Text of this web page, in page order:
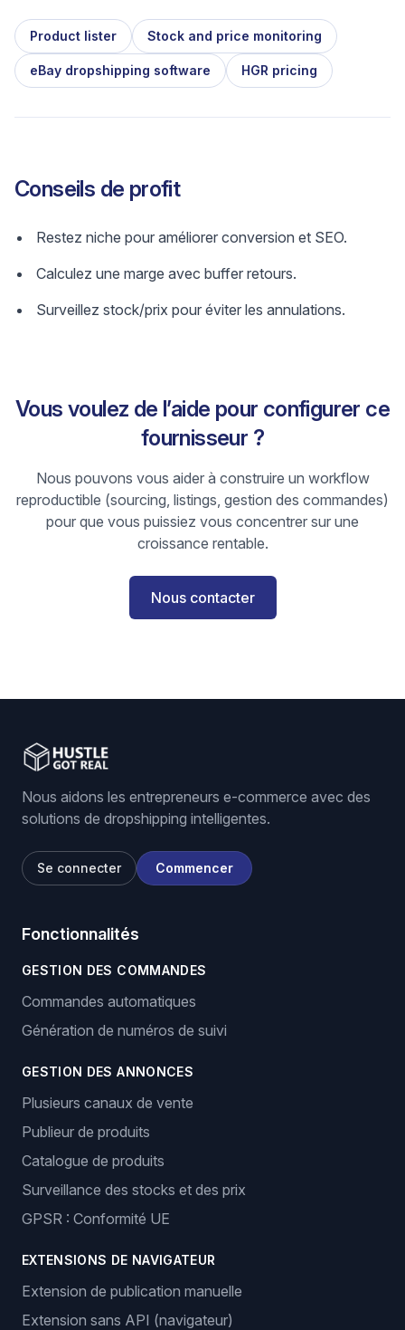
Product lister Stock and price monitoring
eBay dropshipping software HGR pricing
Conseils de profit
Restez niche pour améliorer conversion et SEO.
Calculez une marge avec buffer retours.
Surveillez stock/prix pour éviter les annulations.
Vous voulez de l’aide pour configurer ce
fournisseur ?
Nous pouvons vous aider à construire un workflow
reproductible (sourcing, listings, gestion des commandes)
pour que vous puissiez vous concentrer sur une
croissance rentable.
Nous contacter
Nous aidons les entrepreneurs e-commerce avec des
solutions de dropshipping intelligentes.
Se connecter Commencer
Fonctionnalités
GESTION DES COMMANDES
Commandes automatiques
Génération de numéros de suivi
GESTION DES ANNONCES
Plusieurs canaux de vente
Publieur de produits
Catalogue de produits
Surveillance des stocks et des prix
GPSR : Conformité UE
EXTENSIONS DE NAVIGATEUR
Extension de publication manuelle
Extension sans API (navigateur)